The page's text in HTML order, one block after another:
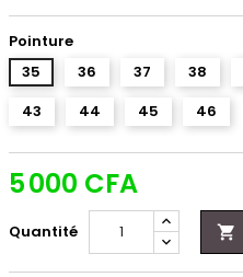
Pointure
35
36 37 38
43
44 45 46
5 000 CFA
Quantité 